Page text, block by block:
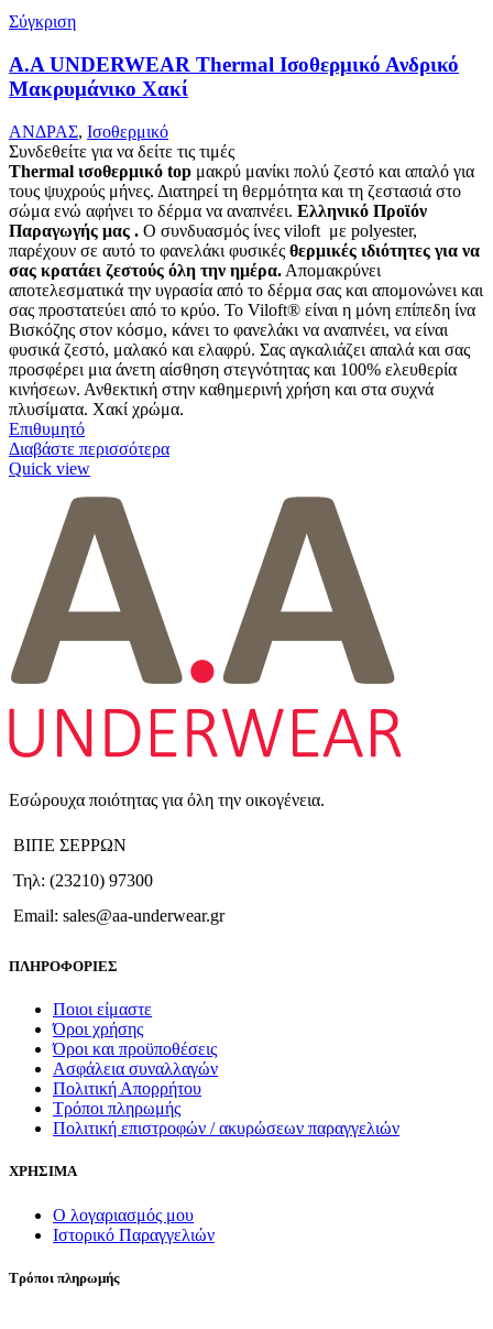
Σύγκριση
Α.A UNDERWEAR Thermal Ισοθερμικό Ανδρικό
Μακρυμάνικο Χακί
ΑΝΔΡΑΣ, Ισοθερμικό
Συνδεθείτε για να δείτε τις τιμές
Thermal ισοθερμικό top μακρύ μανίκι πολύ ζεστό και απαλό για
τους ψυχρούς μήνες. Διατηρεί τη θερμότητα και τη ζεστασιά στο
σώμα ενώ αφήνει το δέρμα να αναπνέει. Ελληνικό Προϊόν
Παραγωγής μας . Ο συνδυασμός ίνες viloft με polyester,
παρέχουν σε αυτό το φανελάκι φυσικές θερμικές ιδιότητες για να
σας κρατάει ζεστούς όλη την ημέρα. Απομακρύνει
αποτελεσματικά την υγρασία από το δέρμα σας και απομονώνει και
σας προστατεύει από το κρύο. Το Viloft® είναι η μόνη επίπεδη ίνα
Βισκόζης στον κόσμο, κάνει το φανελάκι να αναπνέει, να είναι
φυσικά ζεστό, μαλακό και ελαφρύ. Σας αγκαλιάζει απαλά και σας
προσφέρει μια άνετη αίσθηση στεγνότητας και 100% ελευθερία
κινήσεων. Ανθεκτική στην καθημερινή χρήση και στα συχνά
πλυσίματα. Χακί χρώμα.
Επιθυμητό
Διαβάστε περισσότερα
Quick view
Εσώρουχα ποιότητας για όλη την οικογένεια.
ΒΙΠΕ ΣΕΡΡΩΝ
Τηλ: (23210) 97300
Email: sales@aa-underwear.gr
ΠΛΗΡΟΦΟΡΙΕΣ
Ποιοι είμαστε
Όροι χρήσης
Όροι και προϋποθέσεις
Ασφάλεια συναλλαγών
Πολιτική Απορρήτου
Τρόποι πληρωμής
Πολιτική επιστροφών / ακυρώσεων παραγγελιών
ΧΡΗΣΙΜΑ
Ο λογαριασμός μου
Ιστορικό Παραγγελιών
Τρόποι πληρωμής